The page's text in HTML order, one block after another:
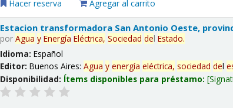
Hacer reserva Agregar al carrito
Estacion transformadora San Antonio Oeste,
porAgua y Energía Eléctrica, Sociedad delEstado.
Idioma:Español
Editor:Buenos Aires:Agua y energía eléctrica, sociedad del
Disponibilidad: Ítems disponibles para préstamo: